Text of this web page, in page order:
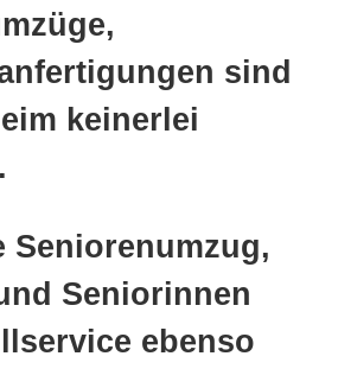
sind
keinerlei
Seniorenumzug,
Seniorinnen
ebenso